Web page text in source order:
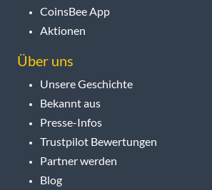
CoinsBee App
Aktionen
Über uns
Unsere Geschichte
Bekannt aus
Presse-Infos
Trustpilot Bewertungen
Partner werden
Blog